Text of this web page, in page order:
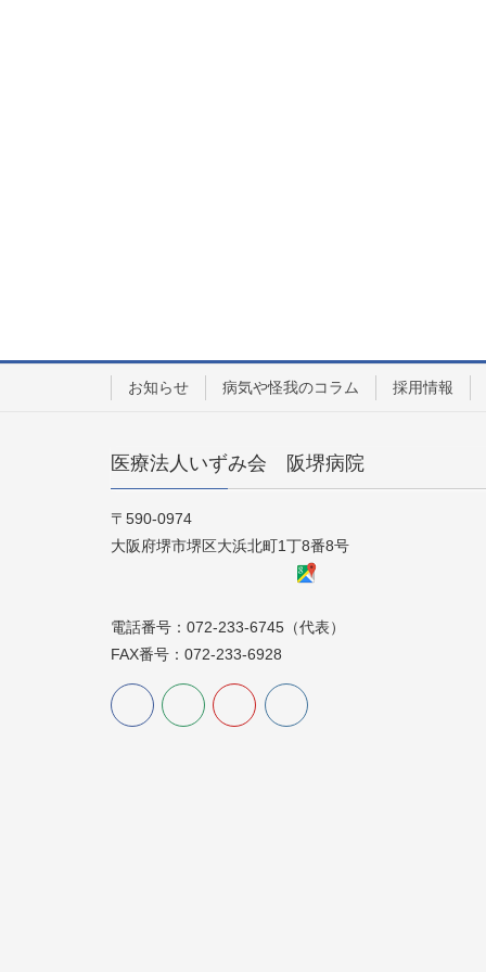
お知らせ 病気や怪我のコラム 採用情報
医療法人いずみ会 阪堺病院
〒590-0974
大阪府堺市堺区大浜北町1丁8番8号
電話番号：072-233-6745（代表）
FAX番号：072-233-6928